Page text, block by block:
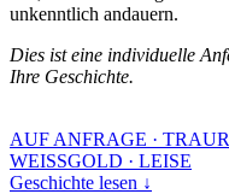
unkenntlich andauern.
Dies ist eine individuelle
Ihre Geschichte.
AUF ANFRAGE ·
WEISSGOLD · LEISE
Geschichte lesen ↓